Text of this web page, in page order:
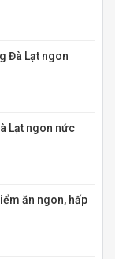
Đà Lạt ngon
Lạt ngon nức
ăn ngon, hấp